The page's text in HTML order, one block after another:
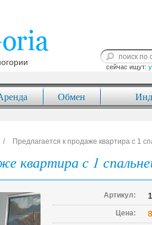
сейчас ищут:
Обмен
Предлагается к продаже квартира с 1
квартира с 1
Артикул:
Цена: